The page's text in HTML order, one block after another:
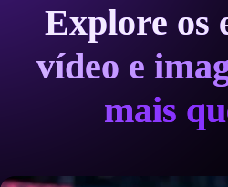
Explore os
vídeo e
mais